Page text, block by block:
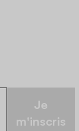
Je
m'inscris